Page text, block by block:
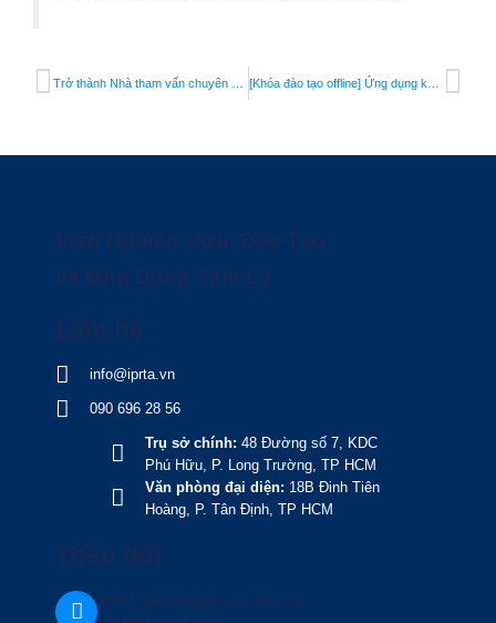
Viện Nghiên Cứu, Đào Tạo
và Ứng Dụng Tâm Lý
Liên hệ
info@iprta.vn
090 696 28 56
Trụ sở chính: 48 Đường số 7, KDC
Phú Hữu, P. Long Trường, TP HCM
Văn phòng đại diện: 18B Đinh Tiên
Hoàng, P. Tân Định, TP HCM
Theo dõi
IPRTA Viện Nghiên Cứu, Đào Tạo